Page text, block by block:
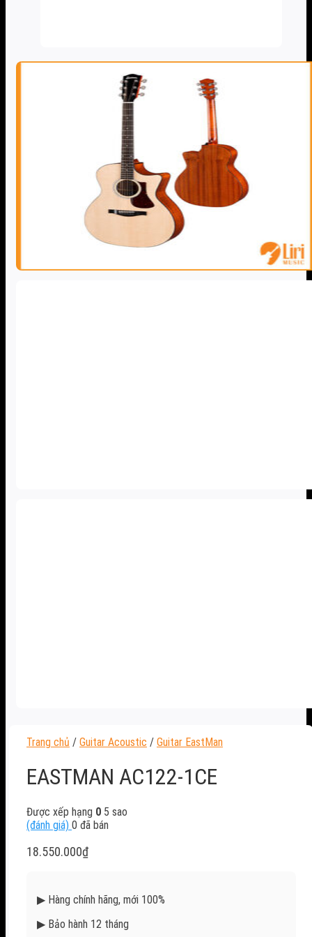
Trang chủ / Guitar Acoustic / Guitar EastMan
EASTMAN AC122-1CE
Được xếp hạng 0 5 sao
(đánh giá) 0 đã bán
18.550.000₫
▶ Hàng chính hãng, mới 100%
▶ Bảo hành 12 tháng